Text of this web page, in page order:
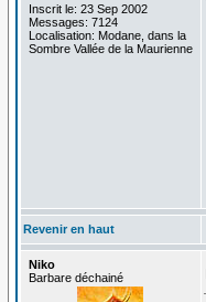
Inscrit le: 23 Sep 2002
Messages: 7124
Localisation: Modane, dans la
Sombre Vallée de la Maurienne
Revenir en haut
Niko
Barbare déchainé